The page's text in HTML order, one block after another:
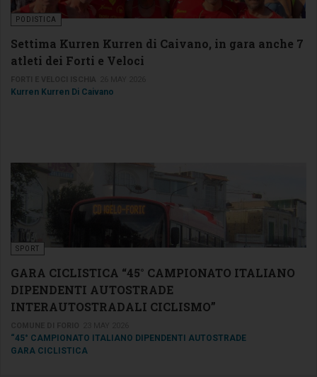
PODISTICA
Settima Kurren Kurren di Caivano, in gara anche 7
atleti dei Forti e Veloci
Kurren Kurren Di Caivano
SPORT
GARA CICLISTICA “45° CAMPIONATO ITALIANO
DIPENDENTI AUTOSTRADE
INTERAUTOSTRADALI CICLISMO”
“45° CAMPIONATO ITALIANO DIPENDENTI AUTOSTRADE
GARA CICLISTICA